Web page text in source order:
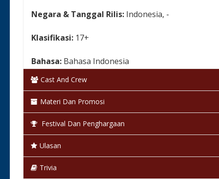
Negara & Tanggal Rilis: Indonesia, -
Klasifikasi: 17+
Bahasa: Bahasa Indonesia
Warna:Hitam Putih
Status: Selesai / Rilis
Cast And Crew
Materi Dan Promosi
Festival Dan Penghargaan
Ulasan
Trivia